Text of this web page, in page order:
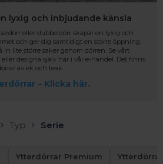
lyxig och inbjudande känsla
eller dubbeldörr skapar en lyxig och
och ger dig samtidigt en större öppning.
lite större saker genom dörren. Se vårt
designa själv här i vår e-handel. Det finns
av ek och teak.
– Klicka här.
Typ Serie
Ytterdörrar Premium